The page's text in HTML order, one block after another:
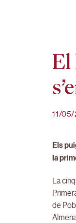
El
11/
Els
la
La
de